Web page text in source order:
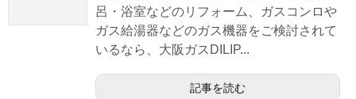
呂・浴室などのリフォーム、ガスコンロや
ガス給湯器などのガス機器をご検討されて
いるなら、大阪ガスDILIP...
記事を読む